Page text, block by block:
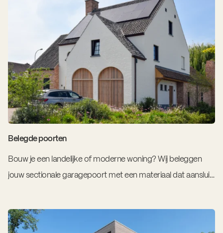
Belegde poorten
Bouw je een landelijke of moderne woning? Wij beleggen
jouw sectionale garagepoort met een materiaal dat aansluit